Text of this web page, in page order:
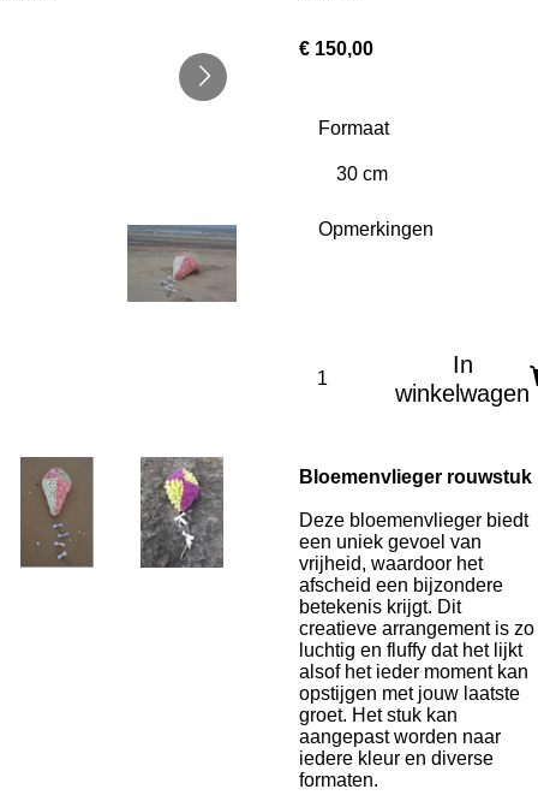
€ 150,00
Formaat
Opmerkingen
In
winkelwagen
Bloemenvlieger rouwstuk
Deze bloemenvlieger biedt
een uniek gevoel van
vrijheid, waardoor het
afscheid een bijzondere
betekenis krijgt. Dit
creatieve arrangement is zo
luchtig en fluffy dat het lijkt
alsof het ieder moment kan
opstijgen met jouw laatste
groet. Het stuk kan
aangepast worden naar
iedere kleur en diverse
formaten.